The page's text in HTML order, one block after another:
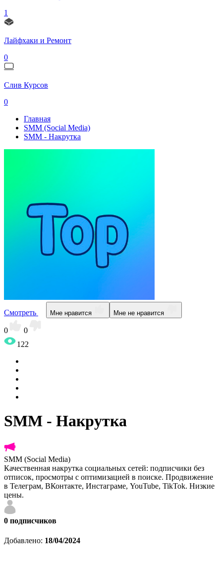
1
Лайфхаки и Ремонт
0
Слив Курсов
0
Главная
SMM (Social Media)
SMM - Накрутка
Смотреть Мне нравится Мне не нравится
0
0
122
SMM - Накрутка
SMM (Social Media)
Качественная накрутка социальных сетей: подписчики без
отписок, просмотры с оптимизацией в поиске. Продвижение
в Телеграм, ВКонтакте, Инстаграме, YouTube, TikTok. Низкие
цены.
0 подписчиков
Добавлено: 18/04/2024